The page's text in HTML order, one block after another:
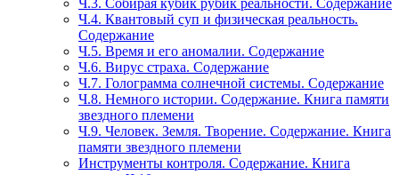
Ч.3. Собирая кубик рубик реальности. Содержание
Ч.4. Квантовый суп и физическая реальность.
Содержание
Ч.5. Время и его аномалии. Содержание
Ч.6. Вирус страха. Содержание
Ч.7. Голограмма солнечной системы. Содержание
Ч.8. Немного истории. Содержание. Книга памяти
звездного племени
Ч.9. Человек. Земля. Творение. Содержание. Книга
памяти звездного племени
Инструменты контроля. Содержание. Книга